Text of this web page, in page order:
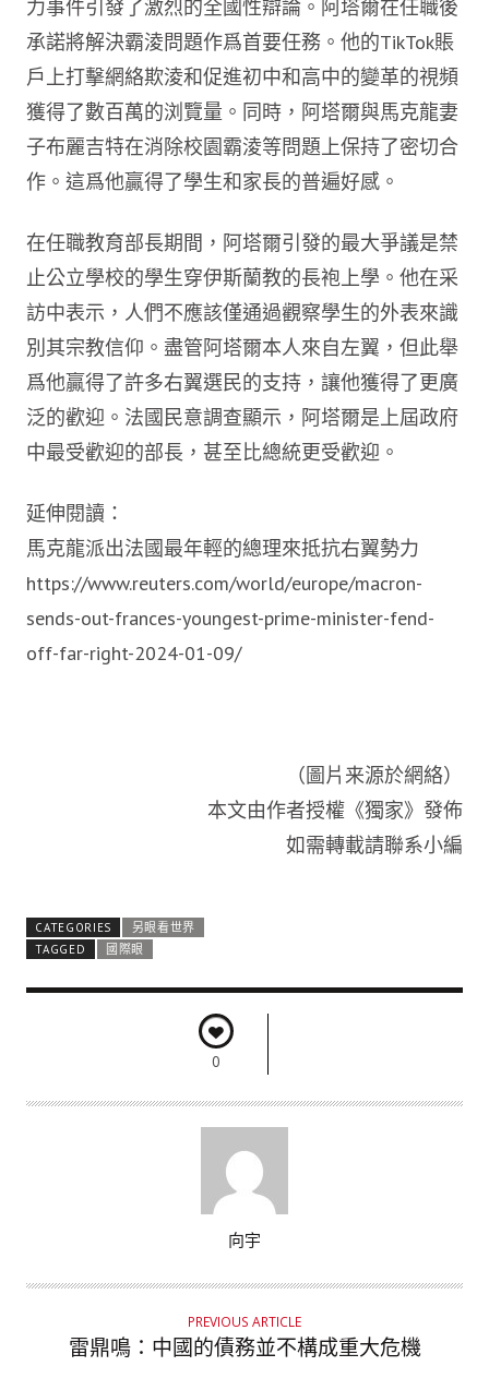
力事件引發了激烈的全國性辯論。阿塔爾在任職後
承諾將解決霸淩問題作爲首要任務。他的TikTok賬
戶上打擊網絡欺淩和促進初中和高中的變革的視頻
獲得了數百萬的浏覽量。同時，阿塔爾與馬克龍妻
子布麗吉特在消除校園霸淩等問題上保持了密切合
作。這爲他贏得了學生和家長的普遍好感。
在任職教育部長期間，阿塔爾引發的最大爭議是禁
止公立學校的學生穿伊斯蘭教的長袍上學。他在采
訪中表示，人們不應該僅通過觀察學生的外表來識
別其宗教信仰。盡管阿塔爾本人來自左翼，但此舉
爲他贏得了許多右翼選民的支持，讓他獲得了更廣
泛的歡迎。法國民意調查顯示，阿塔爾是上屆政府
中最受歡迎的部長，甚至比總統更受歡迎。
延伸閱讀：
馬克龍派出法國最年輕的總理來抵抗右翼勢力
https://www.reuters.com/world/europe/macron-
sends-out-frances-youngest-prime-minister-fend-
off-far-right-2024-01-09/
（圖片来源於網絡）
本文由作者授權《獨家》發佈
如需轉載請聯系小編
CATEGORIES
另眼看世界
TAGGED
國際眼
0
T
向宇
PREVIOUS ARTICLE
雷鼎鳴：中國的債務並不構成重大危機